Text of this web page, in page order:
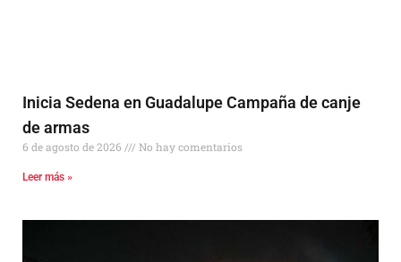
Inicia Sedena en Guadalupe Campaña de canje
de armas
6 de agosto de 2026 No hay comentarios
Leer más »